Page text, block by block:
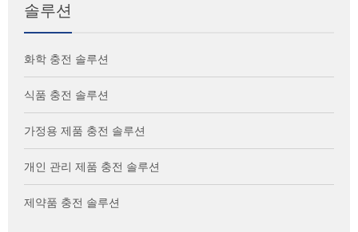
솔루션
화학 충전 솔루션
식품 충전 솔루션
가정용 제품 충전 솔루션
개인 관리 제품 충전 솔루션
제약품 충전 솔루션